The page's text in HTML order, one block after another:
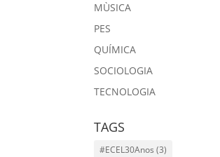
MÙSICA
PES
QUÍMICA
SOCIOLOGIA
TECNOLOGIA
TAGS
#ECEL30Anos (3)